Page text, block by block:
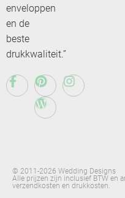
enveloppen
en de
beste
drukkwaliteit.”
© 2011-2026 Wedding Designs
Alle prijzen zijn inclusief BTW en
verzendkosten en drukkosten.